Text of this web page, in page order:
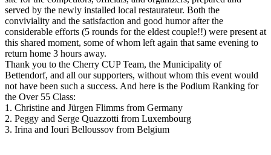
served by the newly installed local restaurateur. Both the
conviviality and the satisfaction and good humor after the
considerable efforts (5 rounds for the eldest couple!!) were present at
this shared moment, some of whom left again that same evening to
return home 3 hours away.
Thank you to the Cherry CUP Team, the Municipality of
Bettendorf, and all our supporters, without whom this event would
not have been such a success. And here is the Podium Ranking for
the Over 55 Class:
1. Christine and Jürgen Flimms from Germany
2. Peggy and Serge Quazzotti from Luxembourg
3. Irina and Iouri Belloussov from Belgium